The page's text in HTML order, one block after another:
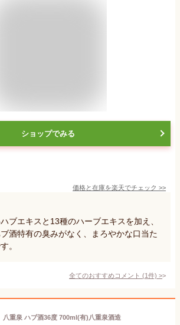
ショップでみる
価格と在庫を楽天でチェック >>
ブエキスと13種のハーブエキスを加え、
酒特有の臭みがなく、まろやかな口当た
。
全てのおすすめコメント (1件) >
八重泉 ハブ酒36度 700ml(有)八重泉酒造